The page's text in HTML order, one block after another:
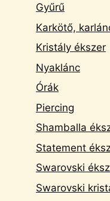
Gyűrű
Karkötő,
Kristály ékszer
Nyaklánc
Órák
Piercing
Shamballa
Statement
Swarovski
Swarovski